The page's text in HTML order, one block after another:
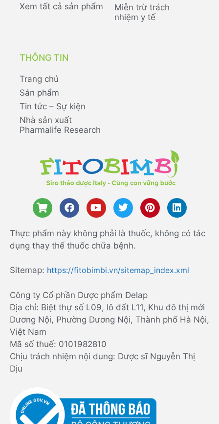
Xem tất cả sản phẩm
Miễn trừ trách
nhiệm y tế
THÔNG TIN
Trang chủ
Sản phẩm
Tin tức – Sự kiện
Nhà sản xuất
Pharmalife Research
Thực phẩm này không phải là thuốc, không có tác
dụng thay thế thuốc chữa bệnh.
Sitemap: https://fitobimbi.vn/sitemap_index.xml
Công ty Cổ phần Dược phẩm Delap
Địa chỉ: Biệt thự số L09, lô đất L11, Khu đô thị mới
Dương Nội, Phường Dương Nội, Thành phố Hà Nội,
Việt Nam
Mã số thuế: 0101982810
Chịu trách nhiệm nội dung: Dược sĩ Nguyễn Thị
Dịu